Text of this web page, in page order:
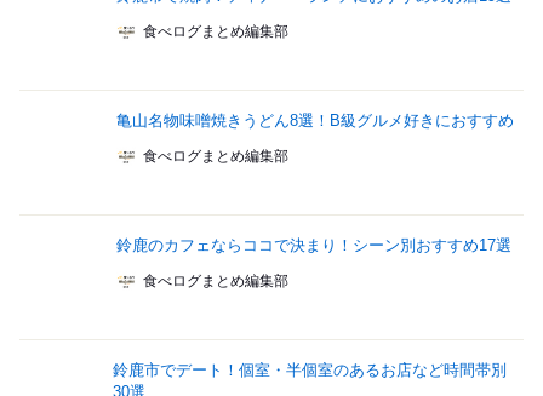
食べログまとめ編集部
亀山名物味噌焼きうどん8選！B級グルメ好きにおすすめ
食べログまとめ編集部
鈴鹿のカフェならココで決まり！シーン別おすすめ17選
食べログまとめ編集部
鈴鹿市でデート！個室・半個室のあるお店など時間帯別
30選